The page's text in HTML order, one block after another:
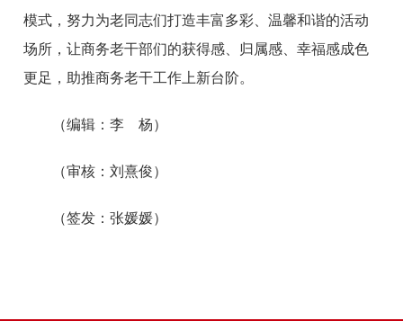
模式，努力为老同志们打造丰富多彩、温馨和谐的活动
场所，让商务老干部们的获得感、归属感、幸福感成色
更足，助推商务老干工作上新台阶。
（编辑：李 杨）
（审核：刘熹俊）
（签发：张媛媛）